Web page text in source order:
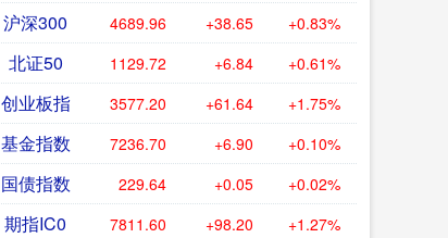
沪深300 4689.96 +38.65 +0.83%
北证50 1129.72 +6.84 +0.61%
创业板指 3577.20 +61.64 +1.75%
基金指数 7236.70 +6.90 +0.10%
国债指数 229.64 +0.05 +0.02%
期指IC0 7811.60 +98.20 +1.27%